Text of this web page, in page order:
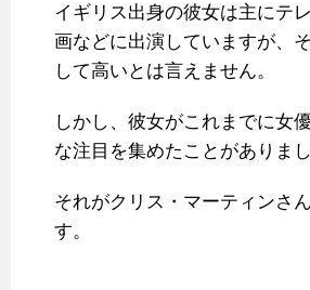
イギリス出身の彼女は主にテ
画などに出演していますが、
して高いとは言えません。
しかし、彼女がこれまでに女
な注目を集めたことがありまし
それがクリス・マーティンさ
す。